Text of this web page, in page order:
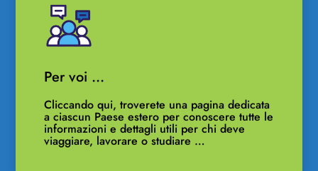
Per voi …
Cliccando qui, troverete una pagina dedicata
a ciascun Paese estero per conoscere tutte le
informazioni e dettagli utili per chi deve
viaggiare, lavorare o studiare …